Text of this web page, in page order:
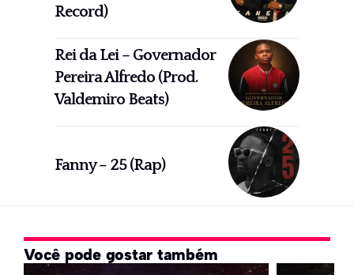
Record)
Rei da Lei – Governador
Pereira Alfredo (Prod.
Valdemiro Beats)
Fanny – 25 (Rap)
Você pode gostar também